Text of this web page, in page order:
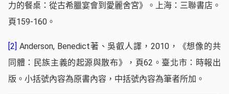
力的餐桌：從古希臘宴會到愛麗舍宮》。上海：三聯書店。
頁159-160。
[2] Anderson, Benedict著、吳叡人譯，2010，《想像的共
同體：民族主義的起源與散布》，頁62。臺北市：時報出
版。小括號內容為原書內容，中括號內容為筆者所加。